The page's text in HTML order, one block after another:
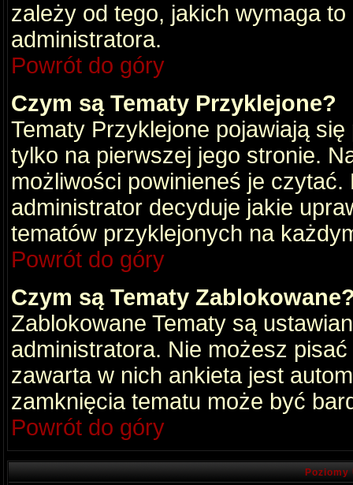
zależy od tego, jakich wymaga
administratora.
Powrót do góry
Czym są Tematy Przyklejone?
Tematy Przyklejone pojawiają
tylko na pierwszej jego stronie.
możliwości powinieneś je czytać.
administrator decyduje jakie
tematów przyklejonych na
Powrót do góry
Czym są Tematy
Zablokowane Tematy są
administratora. Nie możesz
zawarta w nich ankieta jest
zamknięcia tematu może być
Powrót do góry